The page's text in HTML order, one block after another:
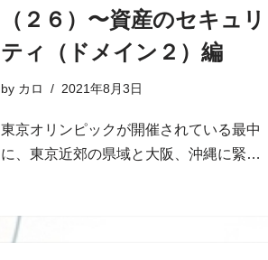
（２６）〜資産のセキュリ
ティ（ドメイン２）編
by カロ 2021年8月3日
東京オリンピックが開催されている最中
に、東京近郊の県域と大阪、沖縄に緊…